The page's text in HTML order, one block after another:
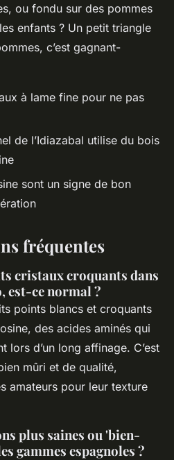
ou fondu sur des pommes
enfants ? Un petit triangle
c’est gagnant-
à lame fine pour ne pas
de l’Idiazabal utilise du bois
sont un signe de bon
fréquentes
cristaux croquants dans
est-ce normal ?
points blancs et croquants
des acides aminés qui
lors d’un long affinage. C’est
mûri et de qualité,
amateurs pour leur texture
plus saines ou 'bien-
gammes espagnoles ?